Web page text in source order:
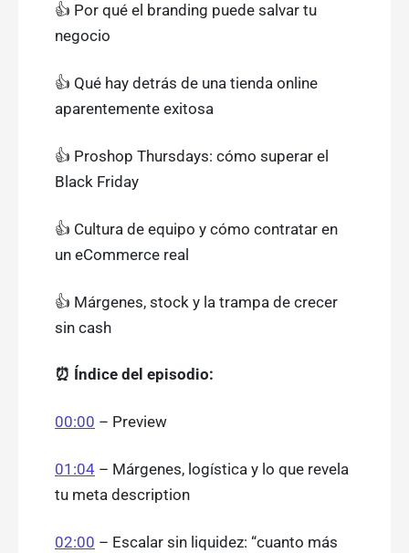
👍 Por qué el branding puede salvar tu
negocio
👍 Qué hay detrás de una tienda online
aparentemente exitosa
👍 Proshop Thursdays: cómo superar el
Black Friday
👍 Cultura de equipo y cómo contratar en
un eCommerce real
👍 Márgenes, stock y la trampa de crecer
sin cash
⏰ Índice del episodio:
00:00 – Preview
01:04 – Márgenes, logística y lo que revela
tu meta description
02:00 – Escalar sin liquidez: “cuanto más